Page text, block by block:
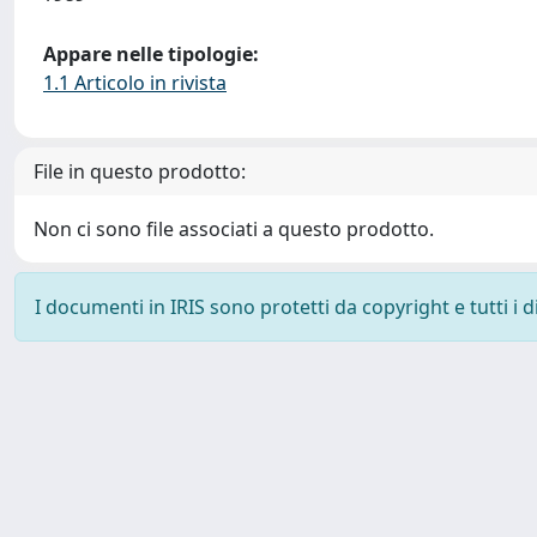
Appare nelle tipologie:
1.1 Articolo in rivista
File in questo prodotto:
Non ci sono file associati a questo prodotto.
I documenti in IRIS sono protetti da copyright e tutti i